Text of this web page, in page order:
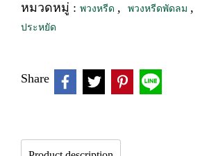
หมวดหมู่ : พวงหรีด , พวงหรีดพัดลม ,
ประหยัด
Share